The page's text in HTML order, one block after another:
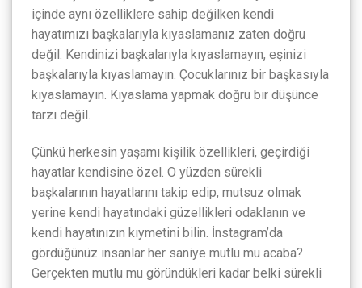
içinde aynı özelliklere sahip değilken kendi
hayatımızı başkalarıyla kıyaslamanız zaten doğru
değil. Kendinizi başkalarıyla kıyaslamayın, eşinizi
başkalarıyla kıyaslamayın. Çocuklarınız bir başkasıyla
kıyaslamayın. Kıyaslama yapmak doğru bir düşünce
tarzı değil.
Çünkü herkesin yaşamı kişilik özellikleri, geçirdiği
hayatlar kendisine özel. O yüzden sürekli
başkalarının hayatlarını takip edip, mutsuz olmak
yerine kendi hayatındaki güzellikleri odaklanın ve
kendi hayatınızın kıymetini bilin. İnstagram’da
gördüğünüz insanlar her saniye mutlu mu acaba?
Gerçekten mutlu mu göründükleri kadar belki sürekli